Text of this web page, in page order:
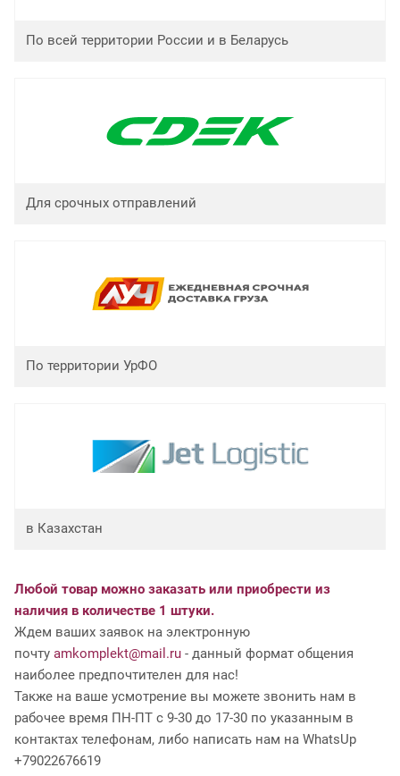
По всей территории России и в Беларусь
Для срочных отправлений
По территории УрФО
в Казахстан
Любой товар можно заказать или приобрести из
наличия в количестве 1 штуки.
Ждем ваших заявок на электронную
почту amkomplekt@mail.ru - данный формат общения
наиболее предпочтителен для нас!
Также на ваше усмотрение вы можете звонить нам в
рабочее время ПН-ПТ с 9-30 до 17-30 по указанным в
контактах телефонам, либо написать нам на WhatsUp
+79022676619